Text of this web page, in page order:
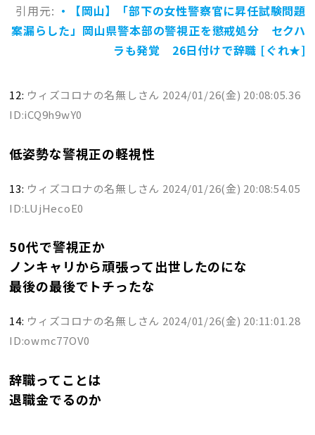
引用元: ・【岡山】「部下の女性警察官に昇任試験問題
案漏らした」岡山県警本部の警視正を懲戒処分 セクハ
ラも発覚 26日付けで辞職 [ぐれ★]
12: ウィズコロナの名無しさん 2024/01/26(金) 20:08:05.36
ID:iCQ9h9wY0
低姿勢な警視正の軽視性
13: ウィズコロナの名無しさん 2024/01/26(金) 20:08:54.05
ID:LUjHecoE0
50代で警視正か
ノンキャリから頑張って出世したのにな
最後の最後でトチったな
14: ウィズコロナの名無しさん 2024/01/26(金) 20:11:01.28
ID:owmc77OV0
辞職ってことは
退職金でるのか